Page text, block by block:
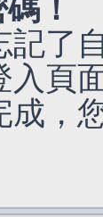
！
記了
入頁
成，